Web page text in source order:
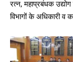
रत्न, महाप्रबंधक
विभागों के अधिकारी व